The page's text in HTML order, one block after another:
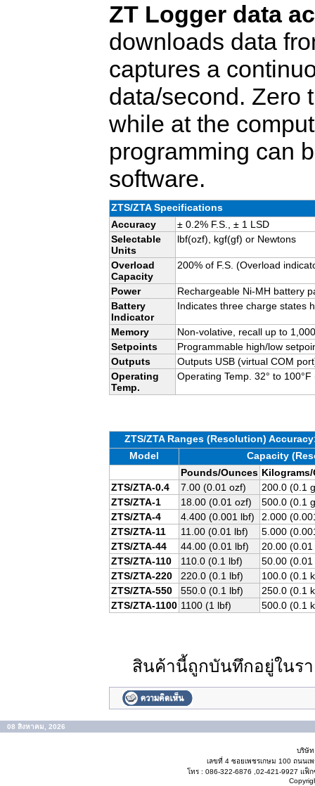
ZT Logger data
downloads data
captures a
data/second. Zero
while at the
programming can
software.
ZTS/ZTA Specifications
Accuracy
± 0.2% F.S., ± 1 LSD
Selectable
Units
lbf(ozf), kgf(gf) or Newtons
Overload
Capacity
200% of F.S. (Overload
Power
Rechargeable Ni-MH battery
Battery
Indicator
Indicates three charge states
Memory Non-volative , recall up to
Setpoints
Programmable high/low
Outputs
Outputs USB (virtual COM
Operating
Temp.
Operating Temp. 32° to 100°F
ZTS/ZTA Ranges (Resolution)
Model
Capacity
Pounds/Ounces Kilograms/
ZTS/ZTA-0.4
7.00 (0.01 ozf)
200.0 (0.1
ZTS/ZTA-1
18.00 (0.01 ozf)
500.0 (0.1
ZTS/ZTA-4
4.400 (0.001 lbf)
2.000
ZTS/ZTA-11
11.00 (0.01 lbf)
5.000
ZTS/ZTA-44
44.00 (0.01 lbf)
20.00 (0.01
ZTS/ZTA-110
110.0 (0.1 lbf)
50.00 (0.01
ZTS/ZTA-220
220.0 (0.1 lbf) 100.0 (0.1
ZTS/ZTA-550
550.0 (0.1 lbf) 250.0 (0.1
ZTS/ZTA-1100 1100 (1 lbf) 500.0 (0.1
สินค้านี้ถูกบันทึกอยู่ในรา
08 สิงหาคม, 2026
บริษั
เลขที่ 4 ซอยเพชรเกษม 100 ถนนเ
โทร : 086-322-6876 ,02-421-9927 แฟ็